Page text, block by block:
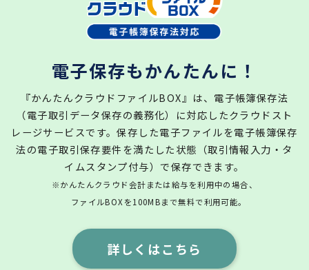
詳しくはこちら
電子保存もかんたんに！
『かんたんクラウドファイルBOX』は、電子帳簿保存法
（電子取引データ保存の義務化）に対応したクラウドスト
レージサービスです。保存した電子ファイルを電子帳簿保存
法の電子取引保存要件を満たした状態（取引情報入力・タ
イムスタンプ付与）で保存できます。
※かんたんクラウド会計または給与を利用中の場合、
ファイルBOXを100MBまで無料で利用可能。